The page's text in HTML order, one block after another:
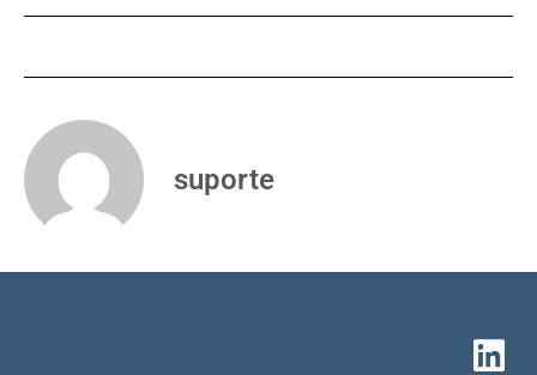
suporte